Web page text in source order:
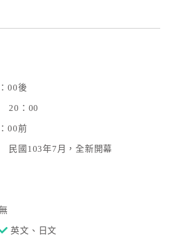
00後
20：00
00前
民國103年7月，全新開幕
英文、日文